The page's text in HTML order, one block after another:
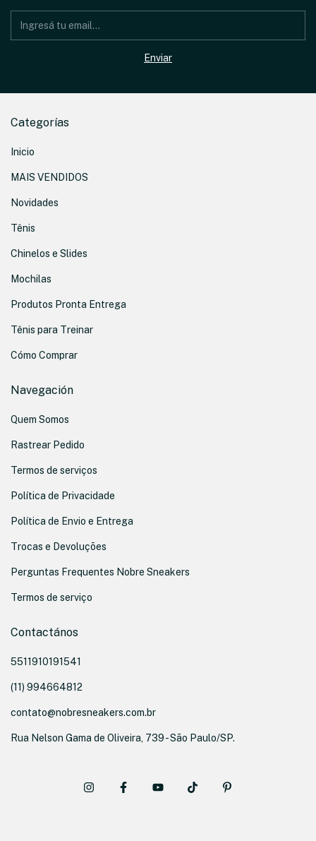
Categorías
Inicio
MAIS VENDIDOS
Novidades
Tênis
Chinelos e Slides
Mochilas
Produtos Pronta Entrega
Tênis para Treinar
Cómo Comprar
Navegación
Quem Somos
Rastrear Pedido
Termos de serviços
Política de Privacidade
Política de Envio e Entrega
Trocas e Devoluções
Perguntas Frequentes Nobre Sneakers
Termos de serviço
Contactános
5511910191541
(11) 994664812
contato@nobresneakers.com.br
Rua Nelson Gama de Oliveira, 739 - São Paulo/SP.